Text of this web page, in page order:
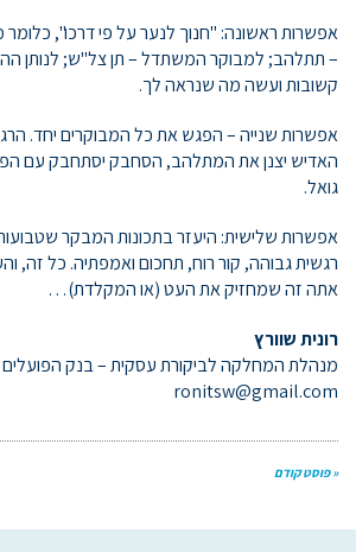
אפשרות ראשונה: "חנוך לנער על פי דרכו",
– תתלהב; למבוקר המשתדל – תן צל"ש; לנותן
קשובות ועשה מה שנראה לך.
אפשרות שנייה – הפגש את כל המבוקרים יחד.
האדיש יצנן את המתלהב, הסחבק יסתחבק עם
גואל.
אפשרות שלישית: היעזר בתכונות המבקר
רגשית גבוהה, קור רוח, תחכום ואמפתיה. כל זה,
אתה זה שמחזיק את העט (או המקלדת)…
רונית שוורץ
מנהלת המחלקה לביקורת עסקית – בנק הפועלים
ronitsw@gmail.com
« פוסט קודם